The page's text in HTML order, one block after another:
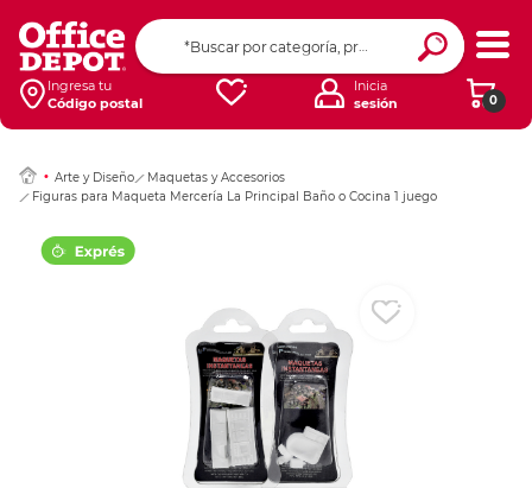
Ingresa tu
Código postal
0
Inicia
sesión
Arte y Diseño
Maquetas y Accesorios
Figuras para Maqueta Mercería La Principal Baño o Cocina 1 juego
Ingresar Codigo